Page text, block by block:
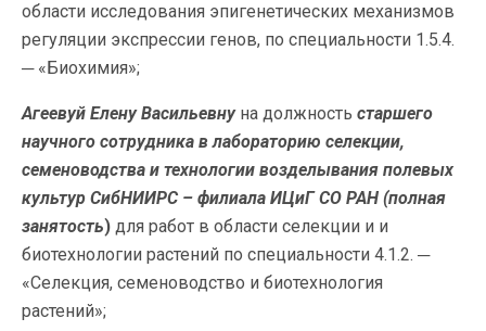
области исследования эпигенетических механизмов
регуляции экспрессии генов, по специальности 1.5.4.
─ «Биохимия»;
Агеевуй Елену Васильевнуна должность старшего
научного сотрудника в лабораторию селекции,
семеноводства и технологии возделывания полевых
культур СибНИИРС – филиала ИЦиГ СО РАН (полная
занятость) для работ в области селекции и и
биотехнологии растений по специальности 4.1.2. ─
«Селекция, семеноводство и биотехнология
растений»;